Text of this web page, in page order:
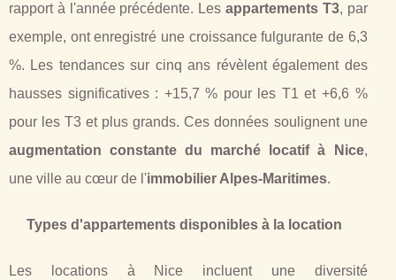
rapport à l'année précédente. Les appartements T3, par
exemple, ont enregistré une croissance fulgurante de 6,3
%. Les tendances sur cinq ans révèlent également des
hausses significatives : +15,7 % pour les T1 et +6,6 %
pour les T3 et plus grands. Ces données soulignent une
augmentation constante du marché locatif à Nice,
une ville au cœur de l'immobilier Alpes-Maritimes.
Types d'appartements disponibles à la location
Les locations à Nice incluent une diversité